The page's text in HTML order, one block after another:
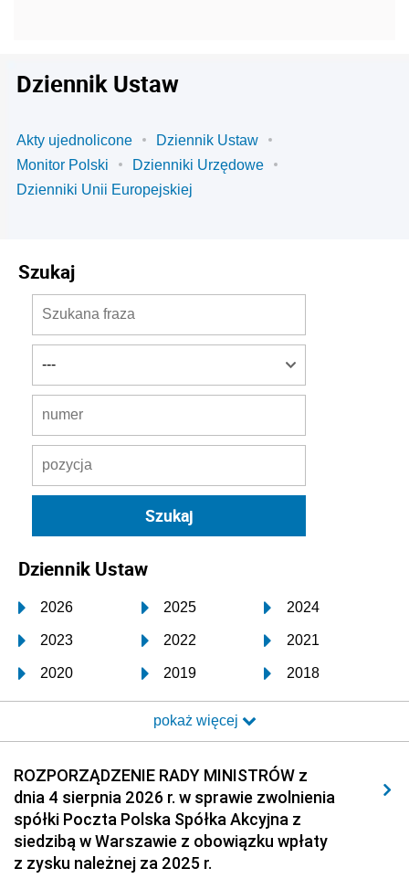
Dziennik Ustaw
Akty ujednolicone
Dziennik Ustaw
Monitor Polski
Dzienniki Urzędowe
Dzienniki Unii Europejskiej
Szukaj
Dziennik Ustaw
2026 2025 2024
2023 2022 2021
2020 2019 2018
2017 2016 2015
2014 2013 2012
2011 2010 2009
2008 2007 2006
2005 2004 2003
2002 2001
pokaż więcej
ROZPORZĄDZENIE RADY MINISTRÓW z
dnia 4 sierpnia 2026 r. w sprawie zwolnienia
spółki Poczta Polska Spółka Akcyjna z
siedzibą w Warszawie z obowiązku wpłaty
z zysku należnej za 2025 r.